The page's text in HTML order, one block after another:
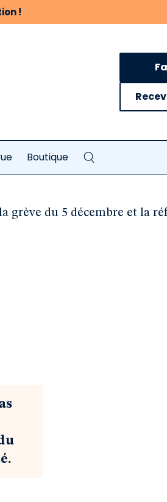
!
Boutique
grève du 5 décembre et la